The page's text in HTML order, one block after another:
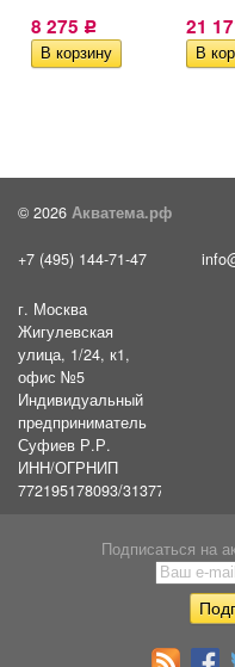
8 275 Р 21
© 2026 Акватема.рф
+7 (495) 144-71-47
г. Москва
Жигулевская
улица, 1/24, к1,
офис №5
Индивидуальный
предприниматель
Суфиев Р.Р.
ИНН/ОГРНИП
772195178093/31377461610054
Подписаться на